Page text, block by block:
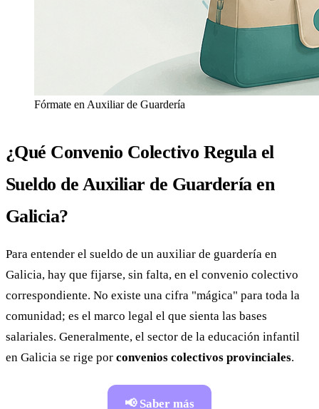
Fórmate en Auxiliar de Guardería
¿Qué Convenio Colectivo Regula el
Sueldo de Auxiliar de Guardería en
Galicia?
Para entender el sueldo de un auxiliar de guardería en
Galicia, hay que fijarse, sin falta, en el convenio colectivo
correspondiente. No existe una cifra "mágica" para toda la
comunidad; es el marco legal el que sienta las bases
salariales. Generalmente, el sector de la educación infantil
en Galicia se rige por convenios colectivos provinciales.
📢 Saber más